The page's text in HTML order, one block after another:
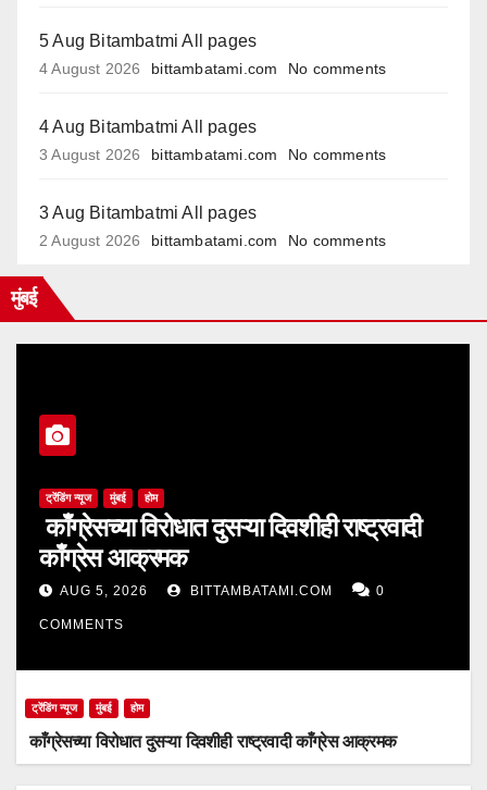
5 Aug Bitambatmi All pages
4 August 2026 bittambatami.com No comments
4 Aug Bitambatmi All pages
3 August 2026 bittambatami.com No comments
3 Aug Bitambatmi All pages
2 August 2026 bittambatami.com No comments
मुंबई
ट्रेंडिंग न्यूज मुंबई होम
काँग्रेसच्या विरोधात दुसऱ्या दिवशीही राष्ट्रवादी
काँग्रेस आक्रमक
AUG 5, 2026 BITTAMBATAMI.COM 0
COMMENTS
ट्रेंडिंग न्यूज मुंबई होम
काँग्रेसच्या विरोधात दुसऱ्या दिवशीही राष्ट्रवादी काँग्रेस आक्रमक